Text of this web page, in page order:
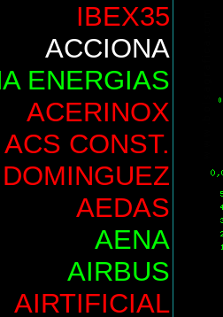
IBEX35
ACCIONA
ENERGIAS
ACERINOX
ACS CONST.
AEDAS
AENA
AIRBUS
AIRTIFICIAL